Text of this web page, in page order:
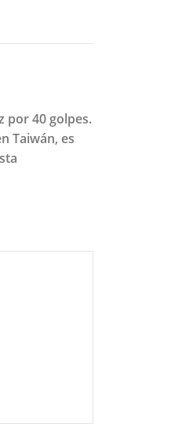
por 40 golpes.
Taiwán, es